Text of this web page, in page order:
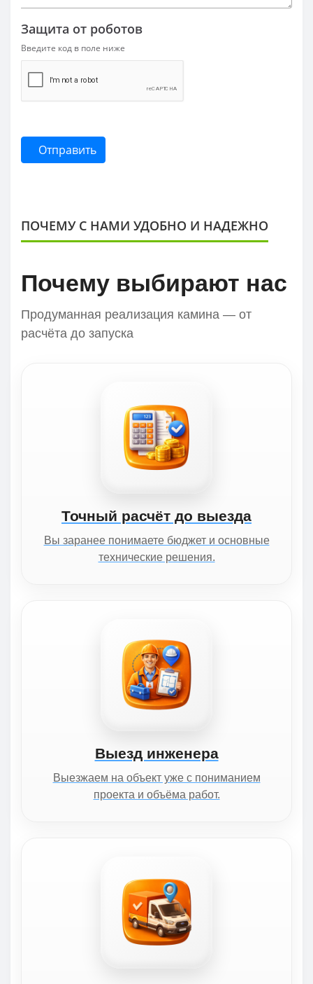
Защита от роботов
Введите код в поле ниже
Отправить
ПОЧЕМУ С НАМИ УДОБНО И НАДЕЖНО
Почему выбирают нас
Продуманная реализация камина — от
расчёта до запуска
Точный расчёт до выезда
Вы заранее понимаете бюджет и основные
технические решения.
Выезд инженера
Выезжаем на объект уже с пониманием
проекта и объёма работ.